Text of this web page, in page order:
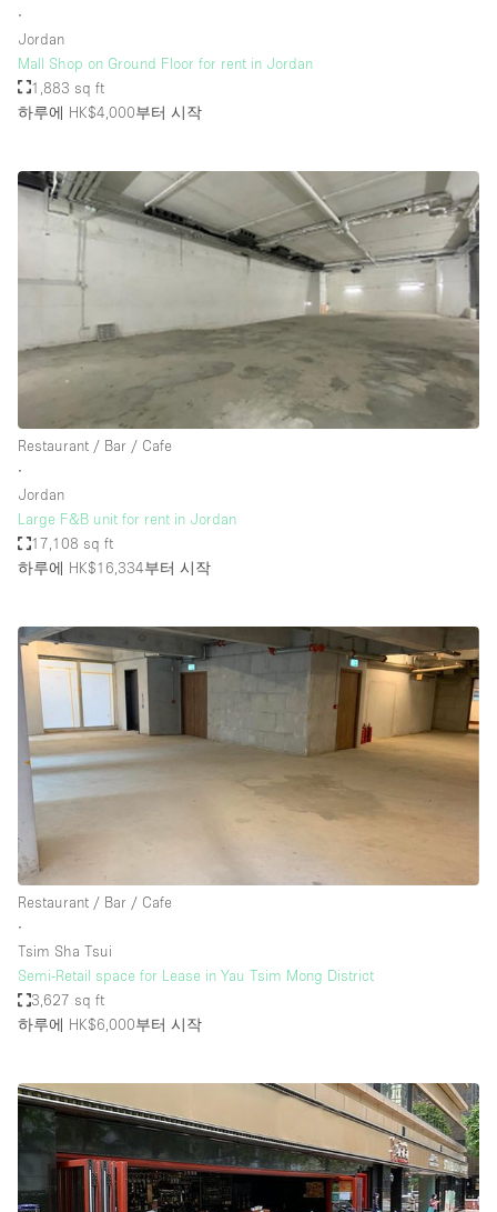
∙
Jordan
Mall Shop on Ground Floor for rent in Jordan
1,883 sq ft
하루에 HK$4,000부터 시작
Restaurant / Bar / Cafe
∙
Jordan
Large F&B unit for rent in Jordan
17,108 sq ft
하루에 HK$16,334부터 시작
Restaurant / Bar / Cafe
∙
Tsim Sha Tsui
Semi-Retail space for Lease in Yau Tsim Mong District
3,627 sq ft
하루에 HK$6,000부터 시작